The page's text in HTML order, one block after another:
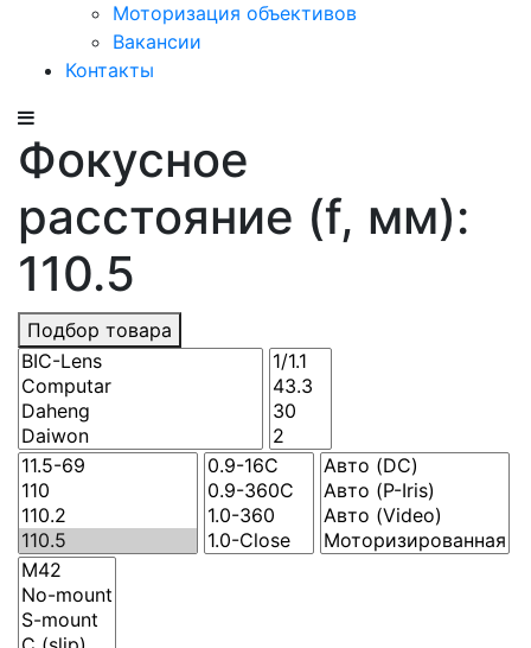
Моторизация объективов
Вакансии
Контакты
Фокусное
расстояние (f, мм):
110.5
Подбор товара